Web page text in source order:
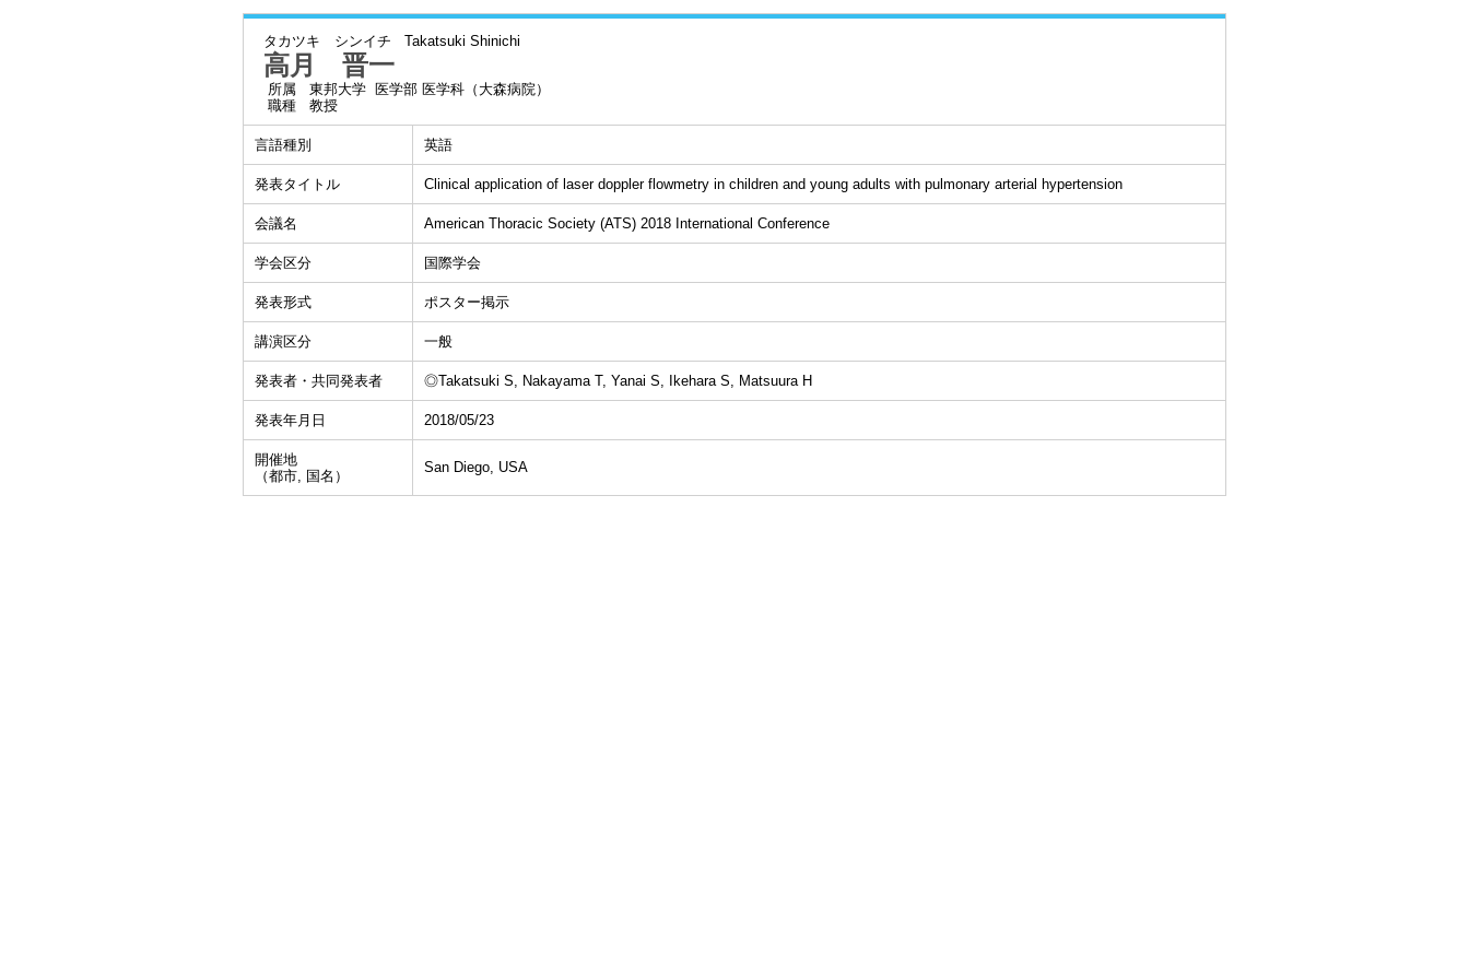
タカツキ シンイチ Takatsuki Shinichi
高月 晋一
所属
東邦大学 医学部 医学科（大森病院）
職種
教授
言語種別 英語
発表タイトル Clinical application of laser doppler flowmetry in children and young adults with pulmonary arterial hypertension
会議名 American Thoracic Society (ATS) 2018 International Conference
学会区分 国際学会
発表形式 ポスター掲示
講演区分 一般
発表者・共同発表者 ◎Takatsuki S, Nakayama T, Yanai S, Ikehara S, Matsuura H
発表年月日 2018/05/23
開催地
（都市, 国名）
San Diego, USA